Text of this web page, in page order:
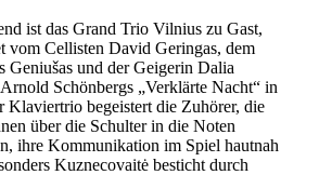
ist das Grand Trio Vilnius zu Gast,
vom Cellisten David Geringas, dem
Geniušas und der Geigerin Dalia
Schönbergs „Verklärte Nacht“ in
Klaviertrio begeistert die Zuhörer, die
über die Schulter in die Noten
ihre Kommunikation im Spiel hautnah
Kuznecovaitė besticht durch